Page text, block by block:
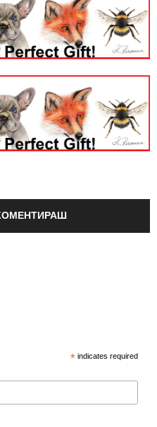
* indicates required